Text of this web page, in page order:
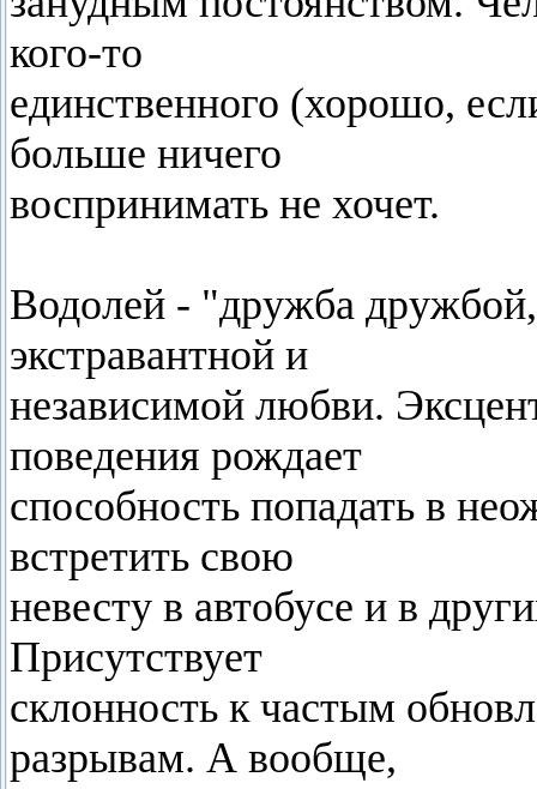
кого-то
единственного (хорошо,
больше ничего
воспринимать не хочет.
Водолей - "дружба дружбой,
экстравантной и
независимой любви.
поведения рождает
способность попадать в
встретить свою
невесту в автобусе и в
Присутствует
склонность к частым
разрывам. А вообще,